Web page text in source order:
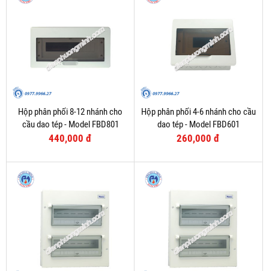
Hộp phân phối 8-12 nhánh cho
cầu dao tép - Model FBD801
440,000 đ
Hộp phân phối 4-6 nhánh cho cầu
dao tép - Model FBD601
260,000 đ